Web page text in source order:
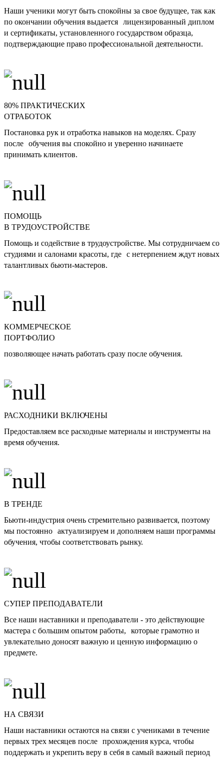
Наши ученики могут быть спокойны за свое будущее, так как
по окончании обучения выдается лицензированный диплом
и сертификаты, установленного государством образца,
подтверждающие право профессиональной деятельности.
80% ПРАКТИЧЕСКИХ
ОТРАБОТОК
Постановка рук и отработка навыков на моделях. Сразу
после обучения вы спокойно и уверенно начинаете
принимать клиентов.
ПОМОЩЬ
В ТРУДОУСТРОЙСТВЕ
Помощь и содействие в трудоустройстве. Мы сотрудничаем со
студиями и салонами красоты, где с нетерпением ждут новых
талантливых бьюти-мастеров.
КОММЕРЧЕСКОЕ
ПОРТФОЛИО
позволяющее начать работать сразу после обучения.
РАСХОДНИКИ ВКЛЮЧЕНЫ
Предоставляем все расходные материалы и инструменты на
время обучения.
В ТРЕНДЕ
Бьюти-индустрия очень стремительно развивается, поэтому
мы постоянно актуализируем и дополняем наши программы
обучения, чтобы соответствовать рынку.
СУПЕР ПРЕПОДАВАТЕЛИ
Все наши наставники и преподаватели - это действующие
мастера с большим опытом работы, которые грамотно и
увлекательно доносят важную и ценную информацию о
предмете.
НА СВЯЗИ
Наши наставники остаются на связи с учениками в течение
первых трех месяцев после прохождения курса, чтобы
поддержать и укрепить веру в себя в самый важный период